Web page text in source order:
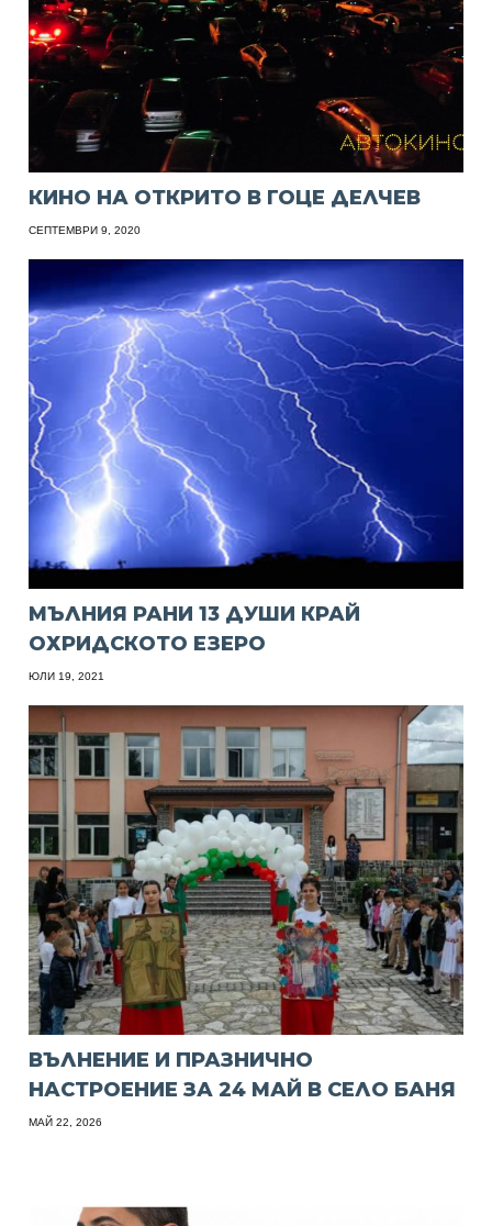
КИНО НА ОТКРИТО В ГОЦЕ ДЕЛЧЕВ
СЕПТЕМВРИ 9, 2020
МЪЛНИЯ РАНИ 13 ДУШИ КРАЙ
ОХРИДСКОТО ЕЗЕРО
ЮЛИ 19, 2021
ВЪЛНЕНИЕ И ПРАЗНИЧНО
НАСТРОЕНИЕ ЗА 24 МАЙ В СЕЛО БАНЯ
МАЙ 22, 2026